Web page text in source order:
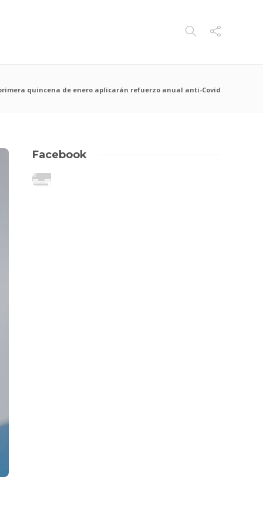
quincena de enero aplicarán refuerzo anual anti-Covid
Facebook